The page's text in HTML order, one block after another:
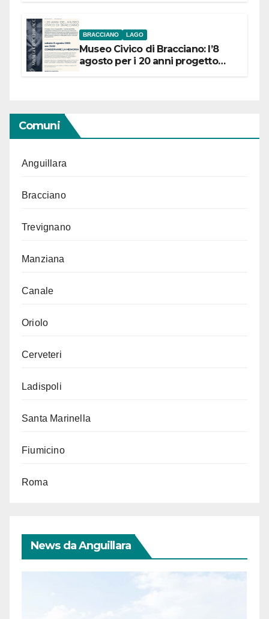
BRACCIANO LAGO
Museo Civico di Bracciano: l’8
agosto per i 20 anni progetto
Comuni
Anguillara
Bracciano
Trevignano
Manziana
Canale
Oriolo
Cerveteri
Ladispoli
Santa Marinella
Fiumicino
Roma
News da Anguillara